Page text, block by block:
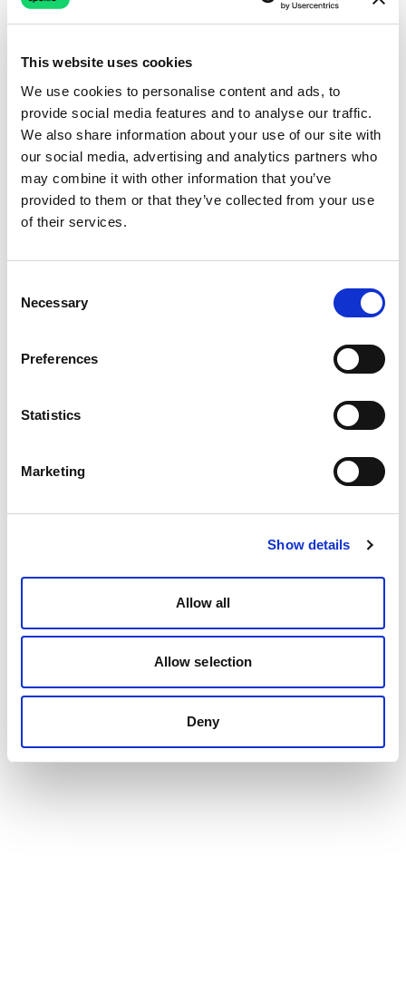
This website uses cookies
We use cookies to personalise content and ads, to
provide social media features and to analyse our traffic.
We also share information about your use of our site with
our social media, advertising and analytics partners who
may combine it with other information that you’ve
provided to them or that they’ve collected from your use
of their services.
Selection
Necessary
Preferences
Statistics
Marketing
Show details
Allow all
Allow selection
Deny